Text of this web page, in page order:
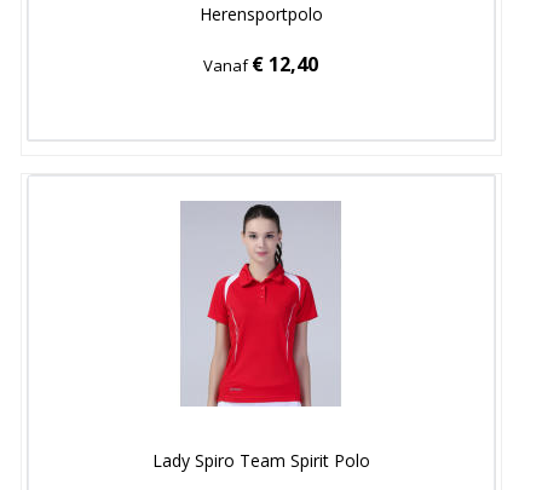
Herensportpolo
Vanaf€ 12,40
Lady Spiro Team Spirit Polo